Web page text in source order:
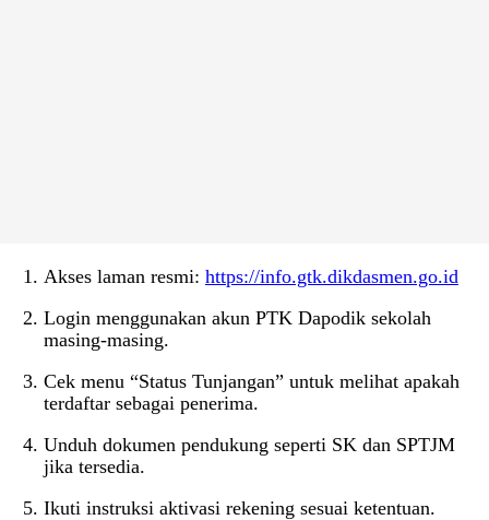
Akses laman resmi: https://info.gtk.dikdasmen.go.id
Login menggunakan akun PTK Dapodik sekolah
masing-masing.
Cek menu “Status Tunjangan” untuk melihat apakah
terdaftar sebagai penerima.
Unduh dokumen pendukung seperti SK dan SPTJM
jika tersedia.
Ikuti instruksi aktivasi rekening sesuai ketentuan.